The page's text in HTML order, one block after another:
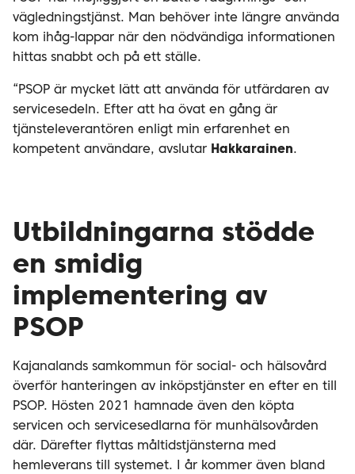
vägledningstjänst. Man behöver inte längre använda
kom ihåg-lappar när den nödvändiga informationen
hittas snabbt och på ett ställe.
“PSOP är mycket lätt att använda för utfärdaren av
servicesedeln. Efter att ha övat en gång är
tjänsteleverantören enligt min erfarenhet en
kompetent användare, avslutar Hakkarainen.
Utbildningarna stödde
en smidig
implementering av
PSOP
Kajanalands samkommun för social- och hälsovård
överför hanteringen av inköpstjänster en efter en till
PSOP. Hösten 2021 hamnade även den köpta
servicen och servicesedlarna för munhälsovården
där. Därefter flyttas måltidstjänsterna med
hemleverans till systemet. I år kommer även bland